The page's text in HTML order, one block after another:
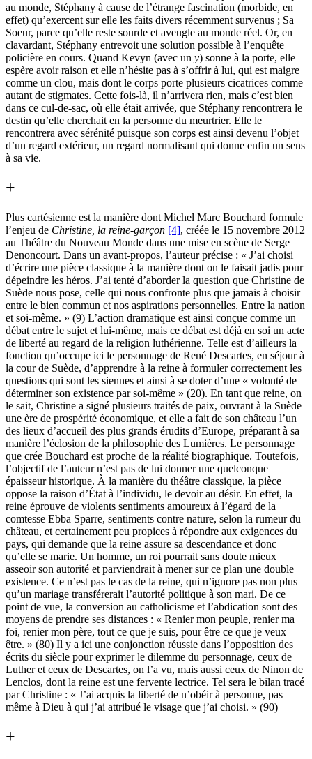
au monde, Stéphany à cause de l’étrange fascination (morbide, en
effet) qu’exercent sur elle les faits divers récemment survenus ; Sa
Soeur, parce qu’elle reste sourde et aveugle au monde réel. Or, en
clavardant, Stéphany entrevoit une solution possible à l’enquête
policière en cours. Quand Kevyn (avec un y) sonne à la porte, elle
espère avoir raison et elle n’hésite pas à s’offrir à lui, qui est maigre
comme un clou, mais dont le corps porte plusieurs cicatrices comme
autant de stigmates. Cette fois-là, il n’arrivera rien, mais c’est bien
dans ce cul-de-sac, où elle était arrivée, que Stéphany rencontrera le
destin qu’elle cherchait en la personne du meurtrier. Elle le
rencontrera avec sérénité puisque son corps est ainsi devenu l’objet
d’un regard extérieur, un regard normalisant qui donne enfin un sens
à sa vie.
+
Plus cartésienne est la manière dont Michel Marc Bouchard formule
l’enjeu de Christine, la reine-garçon [4], créée le 15 novembre 2012
au Théâtre du Nouveau Monde dans une mise en scène de Serge
Denoncourt. Dans un avant-propos, l’auteur précise : « J’ai choisi
d’écrire une pièce classique à la manière dont on le faisait jadis pour
dépeindre les héros. J’ai tenté d’aborder la question que Christine de
Suède nous pose, celle qui nous confronte plus que jamais à choisir
entre le bien commun et nos aspirations personnelles. Entre la nation
et soi-même. » (9) L’action dramatique est ainsi conçue comme un
débat entre le sujet et lui-même, mais ce débat est déjà en soi un acte
de liberté au regard de la religion luthérienne. Telle est d’ailleurs la
fonction qu’occupe ici le personnage de René Descartes, en séjour à
la cour de Suède, d’apprendre à la reine à formuler correctement les
questions qui sont les siennes et ainsi à se doter d’une « volonté de
déterminer son existence par soi-même » (20). En tant que reine, on
le sait, Christine a signé plusieurs traités de paix, ouvrant à la Suède
une ère de prospérité économique, et elle a fait de son château l’un
des lieux d’accueil des plus grands érudits d’Europe, préparant à sa
manière l’éclosion de la philosophie des Lumières. Le personnage
que crée Bouchard est proche de la réalité biographique. Toutefois,
l’objectif de l’auteur n’est pas de lui donner une quelconque
épaisseur historique. À la manière du théâtre classique, la pièce
oppose la raison d’État à l’individu, le devoir au désir. En effet, la
reine éprouve de violents sentiments amoureux à l’égard de la
comtesse Ebba Sparre, sentiments contre nature, selon la rumeur du
château, et certainement peu propices à répondre aux exigences du
pays, qui demande que la reine assure sa descendance et donc
qu’elle se marie. Un homme, un roi pourrait sans doute mieux
asseoir son autorité et parviendrait à mener sur ce plan une double
existence. Ce n’est pas le cas de la reine, qui n’ignore pas non plus
qu’un mariage transférerait l’autorité politique à son mari. De ce
point de vue, la conversion au catholicisme et l’abdication sont des
moyens de prendre ses distances : « Renier mon peuple, renier ma
foi, renier mon père, tout ce que je suis, pour être ce que je veux
être. » (80) Il y a ici une conjonction réussie dans l’opposition des
écrits du siècle pour exprimer le dilemme du personnage, ceux de
Luther et ceux de Descartes, on l’a vu, mais aussi ceux de Ninon de
Lenclos, dont la reine est une fervente lectrice. Tel sera le bilan tracé
par Christine : « J’ai acquis la liberté de n’obéir à personne, pas
même à Dieu à qui j’ai attribué le visage que j’ai choisi. » (90)
+